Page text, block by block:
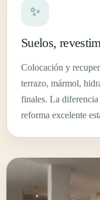
✨
Suelos,
Colocación y
terrazo, mármol,
finales. La
reforma excelente